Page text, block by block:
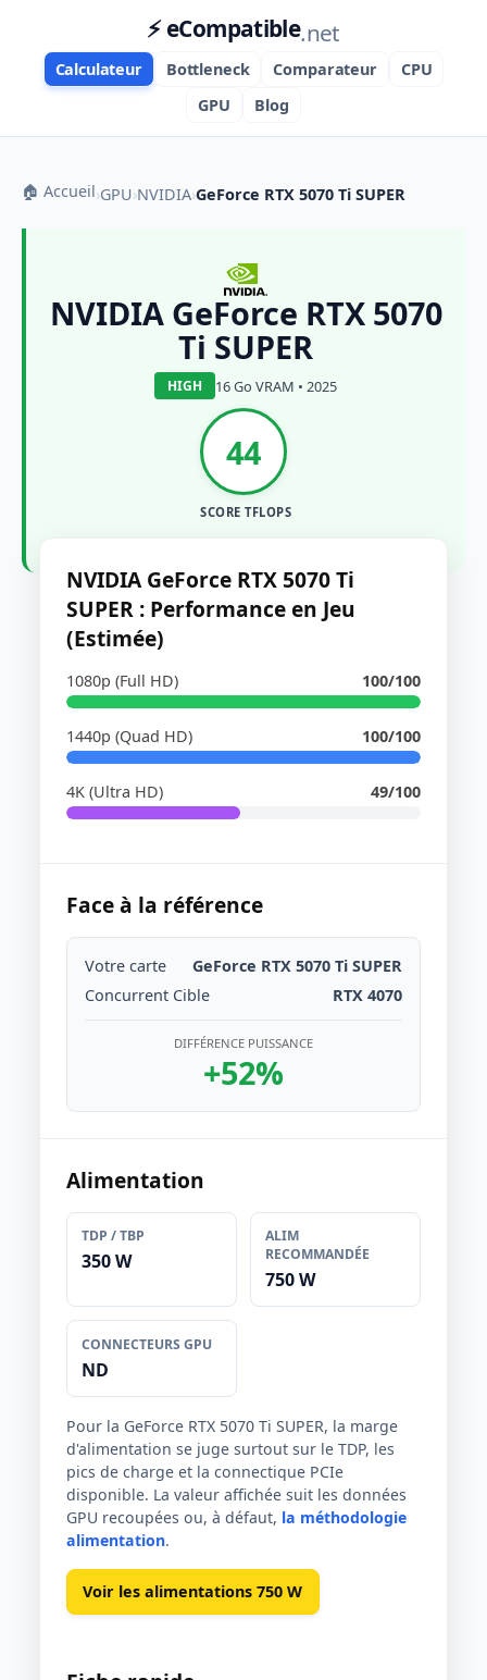
⚡ eCompatible.net
Calculateur Bottleneck Comparateur
CPU
GPU
Blog
🏠 Accueil›GPU›NVIDIA›GeForce RTX 5070 Ti SUPER
NVIDIA GeForce RTX 5070
Ti SUPER
HIGH 16 Go VRAM • 2025
44
SCORE TFLOPS
NVIDIA GeForce RTX 5070 Ti
SUPER : Performance en Jeu
(Estimée)
1080p (Full HD) 100/100
1440p (Quad HD) 100/100
4K (Ultra HD) 49/100
Face à la référence
Votre carte
GeForce RTX 5070 Ti SUPER
Concurrent Cible
RTX 4070
DIFFÉRENCE PUISSANCE
+52%
Alimentation
TDP / TBP
350 W
ALIM
RECOMMANDÉE
750 W
CONNECTEURS GPU
ND
Pour la GeForce RTX 5070 Ti SUPER, la marge
d'alimentation se juge surtout sur le TDP, les
pics de charge et la connectique PCIe
disponible. La valeur affichée suit les données
GPU recoupées ou, à défaut, la méthodologie
alimentation.
Voir les alimentations 750 W